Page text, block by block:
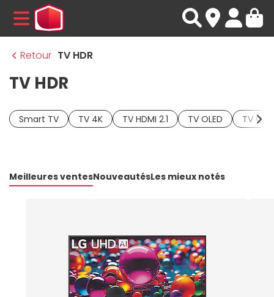
MENU
Retour TV HDR
TV HDR
Smart TV TV 4K TV HDMI 2.1 TV OLED TV
Meilleures ventesNouveautésLes mieux notés